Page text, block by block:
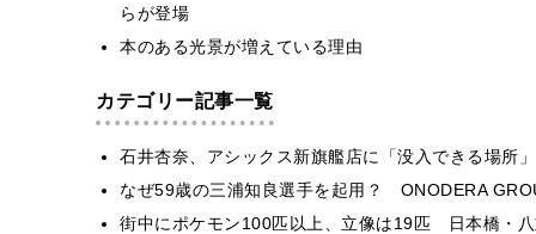
らが登場
本のある光景が増えている理由
カテゴリー記事一覧
石井杏奈、アシックス新旗艦店に「没入できる場所
なぜ59歳の三浦知良選手を起用？ ONODERA
街中にポケモン100匹以上、立像は19匹 日本橋・